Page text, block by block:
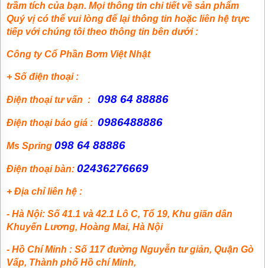
trầm tích của bạn. Mọi thông tin chi tiết về sản phẩm
Quý vị có thể vui lòng để lại thông tin hoặc liên hệ trực
tiếp với chúng tôi theo thông tin bên dưới :
Công ty Cổ Phần Bơm Việt Nhật
+ Số điện thoại :
Điện thoại tư vấn : 098 64 88886
Điện thoại báo giá : 0986488886
Ms Spring 098 64 88886
Điện thoại bàn: 02436276669
+ Địa chỉ liên hệ :
- Hà Nội: Số 41.1 và 42.1 Lô C, Tổ 19, Khu giãn dân
Khuyến Lương, Hoàng Mai, Hà Nội
- Hồ Chí Minh : Số 117 đường Nguyễn tư giản, Quận Gò
Vấp, Thành phố Hồ chí Minh,